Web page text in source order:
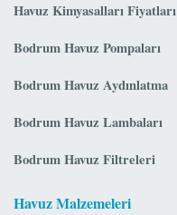
Havuz Kimyasalları Fiyatları
Bodrum Havuz Pompaları
Bodrum Havuz Aydınlatma
Bodrum Havuz Lambaları
Bodrum Havuz Filtreleri
Havuz Malzemeleri